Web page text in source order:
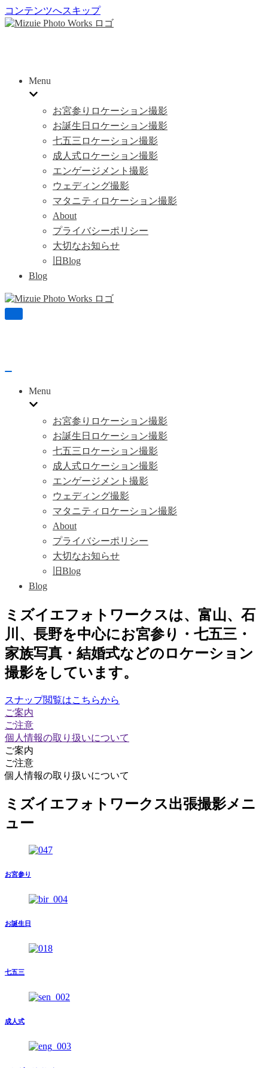
コンテンツへスキップ
Menu
お宮参りロケーション撮影
お誕生日ロケーション撮影
七五三ロケーション撮影
成人式ロケーション撮影
エンゲージメント撮影
ウェディング撮影
マタニティロケーション撮影
About
プライバシーポリシー
大切なお知らせ
旧Blog
Blog
ナ
を
Menu
お宮参りロケーション撮影
お誕生日ロケーション撮影
七五三ロケーション撮影
成人式ロケーション撮影
エンゲージメント撮影
ウェディング撮影
マタニティロケーション撮影
About
プライバシーポリシー
大切なお知らせ
旧Blog
Blog
ミズイエフォトワークスは、富山、石
川、長野を中心にお宮参り・七五三・
家族写真・結婚式などのロケーション
撮影をしています。
スナップ閲覧はこちらから
ご案内
ご注意
個人情報の取り扱いについて
ご案内
ご注意
個人情報の取り扱いについて
ミズイエフォトワークス出張撮影メニ
ュー
お宮参り
お誕生日
七五三
成人式